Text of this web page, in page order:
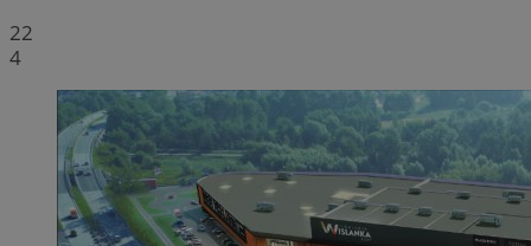
22
4